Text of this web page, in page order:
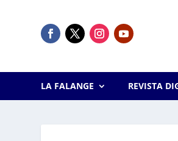
LA FALANGE REVISTA